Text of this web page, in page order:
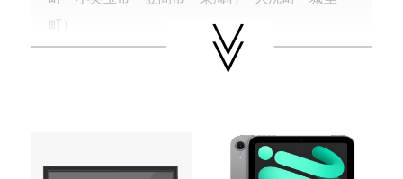
町）
茨城県 県北地区（北茨城市・高萩市・常陸太田
市・大子町・日立市・常陸大宮市）
茨城県 県南地区（石岡市・かすみがうら市・土